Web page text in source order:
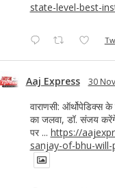
state-level-best-
Aaj Express 30
वाराणसी: ऑर्थोपेडिक्स
का जलवा, डॉ. संजय
पर ... https://
sanjay-of-bhu-will-